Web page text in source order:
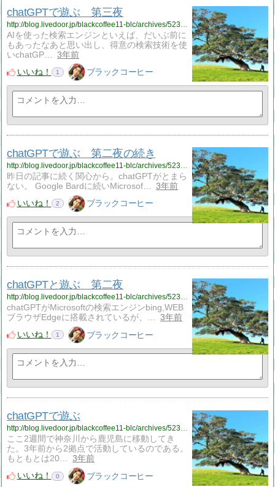
chatGPTで遊ぶ 第三夜
AIを使った検索エンジンといえば、だいぶ前に
もあったなあと思い出し、得意の検索技術を使
いchatGP…
3年前
いいね！
1 ブラックコーヒー
chatGPTで遊ぶ 第二夜の続き
昨日の記事に続く関心から。chatGPTがとまら
ない。 Google Bardに続いMicrosof…
3年前
いいね！
2 ブラックコーヒー
chatGPTと遊ぶ 第二夜
http://blog.livedoor.jp/blackcoffee11-blc/archives/52392943.html
chatGPTがMicrosoftの検索エンジンbing,WEB
ブラウザEdgeに搭載されているが、…
3年前
いいね！
1 ブラックコーヒー
chatGPTで遊ぶ
http://blog.livedoor.jp/blackcoffee11-blc/archives/52392886.html
ここ2週間で神奈川から鹿児島に移動してき
た。3年前から2拠点で活動しているのである。
もともとは20…
3年前
いいね！
0 ブラックコーヒー